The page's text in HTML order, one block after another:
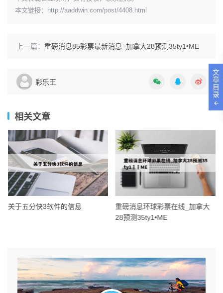
本文链接： http://aaddwin.com/post/4408.html
上一篇： 重磅消息85彩票最新消息_加拿大28预测35ty1 •ME
彩乐王
相关文章
关于五分快3软件的信息
重磅消息环球彩票在线_加拿大
28预测35ty1 •ME
文
章
目
录